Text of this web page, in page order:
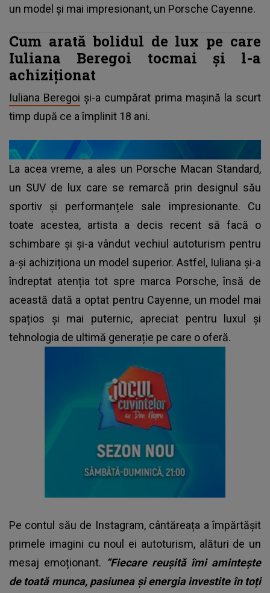
un model și mai impresionant, un Porsche Cayenne.
Cum arată bolidul de lux pe care
Iuliana Beregoi tocmai și l-a
achiziționat
Iuliana Beregoi și-a cumpărat prima mașină la scurt
timp după ce a împlinit 18 ani.
La acea vreme, a ales un Porsche Macan Standard,
un SUV de lux care se remarcă prin designul său
sportiv și performanțele sale impresionante. Cu
toate acestea, artista a decis recent să facă o
schimbare și și-a vândut vechiul autoturism pentru
a-și achiziționa un model superior. Astfel, Iuliana și-a
îndreptat atenția tot spre marca Porsche, însă de
această dată a optat pentru Cayenne, un model mai
spațios și mai puternic, apreciat pentru luxul și
tehnologia de ultimă generație pe care o oferă.
Pe contul său de Instagram, cântăreața a împărtășit
primele imagini cu noul ei autoturism, alături de un
mesaj emoționant. “Fiecare reușită îmi amintește
de toată munca, pasiunea și energia investite în toți